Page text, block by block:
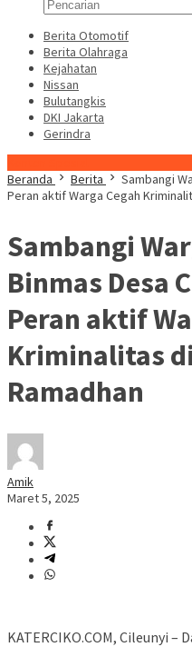
Berita Otomotif
Berita Olahraga
Kejahatan
Nissan
Bulutangkis
DKI Jakarta
Gerindra
Beranda
Berita
Sambangi
Peran aktif Warga Cegah
Sambangi
Binmas Desa
Peran aktif
Kriminalitas
Ramadhan
Amik
Maret 5, 2025
KATERCIKO.COM, Cileunyi